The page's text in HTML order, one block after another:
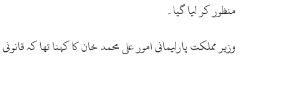
منظور کر لیا گیا۔
وزیر مملکت پارلیمانی امور علی محمد خان کا کہنا تھا